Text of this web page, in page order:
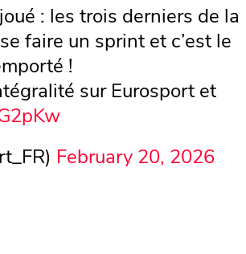
: les trois derniers de la
faire un sprint et c’est le
!
sur Eurosport et
February 20, 2026